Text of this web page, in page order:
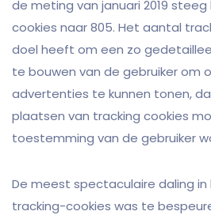
de meting van januari 2019
cookies naar 805. Het aantal
doel heeft om een zo
te bouwen van de gebruiker om
advertenties te kunnen tonen,
plaatsen van tracking cookies
toestemming van de gebruiker
De meest spectaculaire daling in
tracking-cookies was te